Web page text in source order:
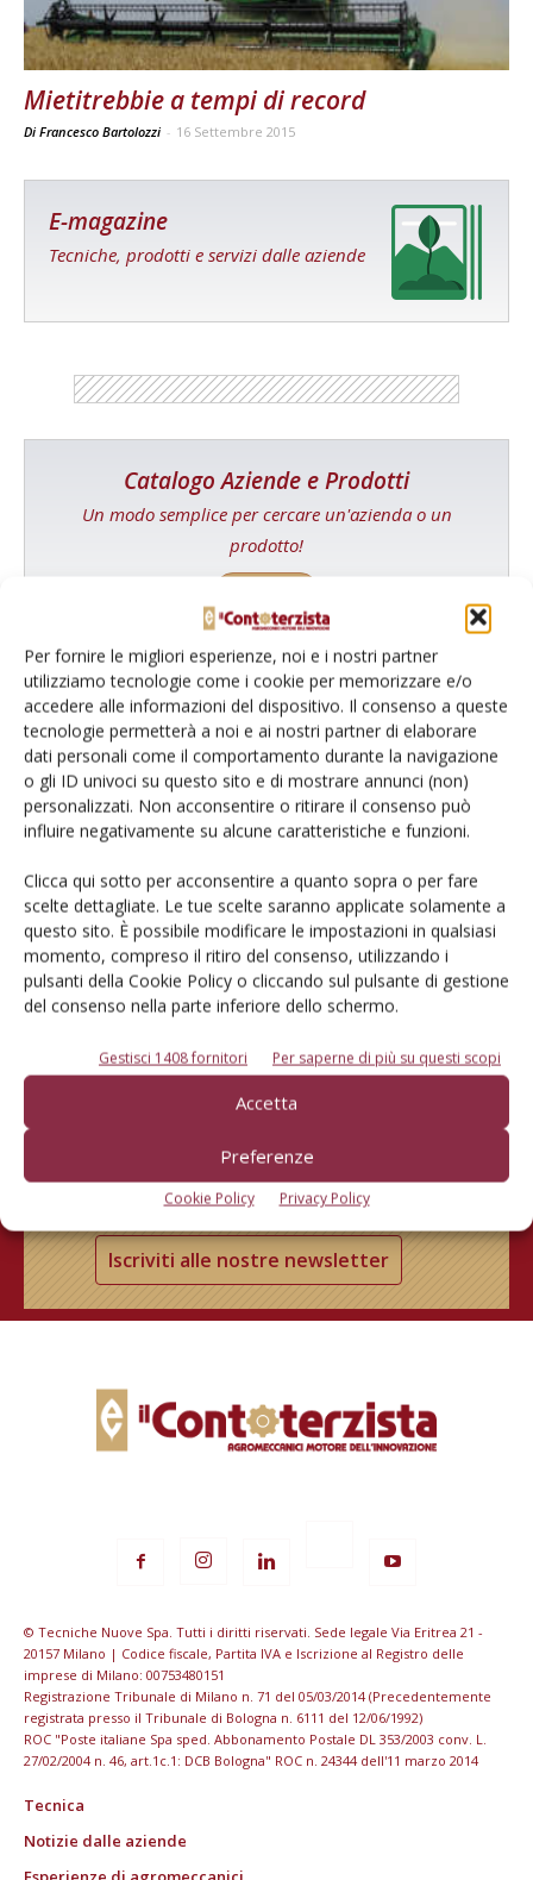
Per fornire le migliori esperienze, noi e i nostri partner
utilizziamo tecnologie come i cookie per memorizzare e/o
accedere alle informazioni del dispositivo. Il consenso a queste
tecnologie permetterà a noi e ai nostri partner di elaborare
dati personali come il comportamento durante la navigazione
o gli ID univoci su questo sito e di mostrare annunci (non)
personalizzati. Non acconsentire o ritirare il consenso può
influire negativamente su alcune caratteristiche e funzioni.
Clicca qui sotto per acconsentire a quanto sopra o per fare
scelte dettagliate. Le tue scelte saranno applicate solamente a
questo sito. È possibile modificare le impostazioni in qualsiasi
momento, compreso il ritiro del consenso, utilizzando i
pulsanti della Cookie Policy o cliccando sul pulsante di gestione
del consenso nella parte inferiore dello schermo.
Gestisci 1408 fornitori Per saperne di più su questi scopi
Accetta
Preferenze
Cookie Policy Privacy Policy
Mietitrebbie a tempi di record
Di Francesco Bartolozzi - 16 Settembre 2015
E-magazine
Tecniche, prodotti e servizi dalle aziende
Catalogo Aziende e Prodotti
Un modo semplice per cercare un'azienda o un
prodotto!
L'Esperto risponde
I consigli di Terra e Vita agli agricoltori
Cerca adesso
Rimani aggiornato sul mondo
dell’agricoltura
Iscriviti alle nostre newsletter
© Tecniche Nuove Spa. Tutti i diritti riservati. Sede legale Via Eritrea 21 -
20157 Milano | Codice fiscale, Partita IVA e Iscrizione al Registro delle
imprese di Milano: 00753480151
Registrazione Tribunale di Milano n. 71 del 05/03/2014 (Precedentemente
registrata presso il Tribunale di Bologna n. 6111 del 12/06/1992)
ROC "Poste italiane Spa sped. Abbonamento Postale DL 353/2003 conv. L.
27/02/2004 n. 46, art.1c.1: DCB Bologna" ROC n. 24344 dell'11 marzo 2014
Tecnica
Notizie dalle aziende